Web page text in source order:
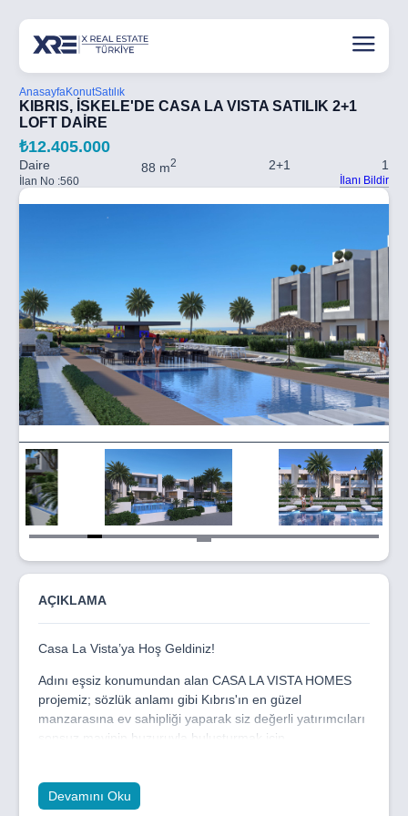
AnasayfaKonutSatılık
KIBRIS, İSKELE'DE CASA LA VISTA SATILIK 2+1
LOFT DAİRE
₺12.405.000
Daire 88 m2 2+1 1
İlan No :560 İlanı Bildir
5
of
AÇIKLAMA
Casa La Vista’ya Hoş Geldiniz!
Adını eşsiz konumundan alan CASA LA VISTA HOMES
projemiz; sözlük anlamı gibi Kıbrıs'ın en güzel
manzarasına ev sahipliği yaparak siz değerli yatırımcıları
sonsuz mavinin huzuruyla buluşturmak için
Adanın en güzel sahilleriyle, yeşil bitki örtüsünün birleştiği
yerde konumlanan projemiz, masallara konu olacak tarihi
Devamını Oku